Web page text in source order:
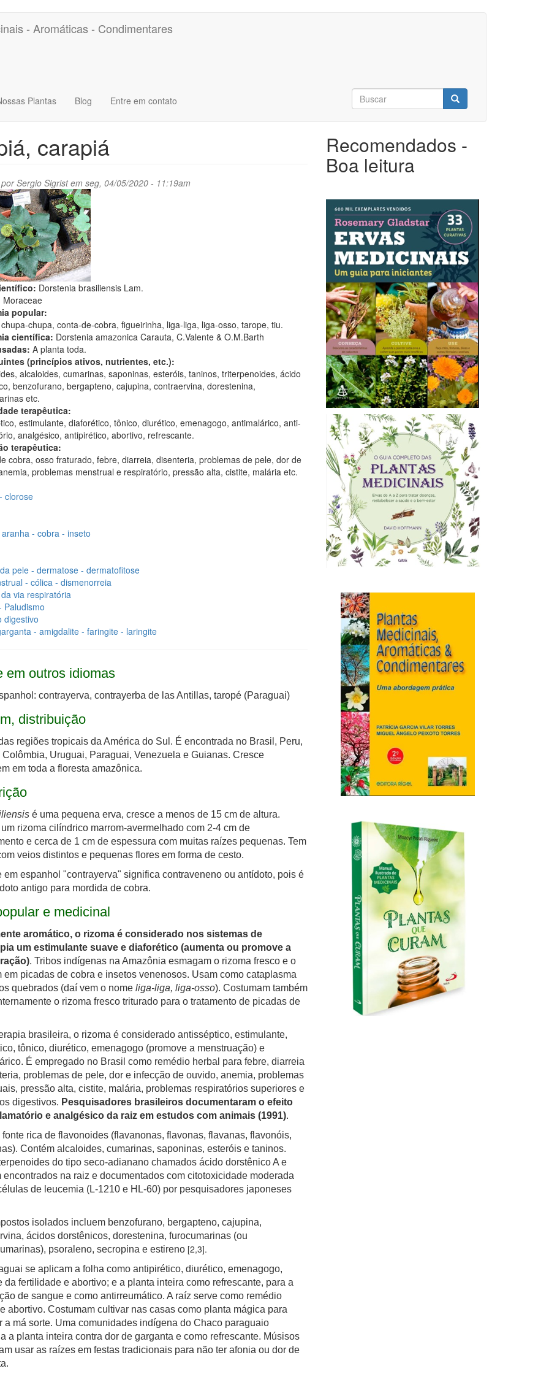
- Aromáticas - Condimentares
Plantas Blog Entre em contato Formulário
de
busca
carapiá
Sergio Sigristem seg, 04/05/2020 - 11:19am
Dorstenia brasiliensis Lam.
Moraceae
popular:
chupa, conta-de-cobra, figueirinha, liga-liga, liga-osso, tarope, tiu.
científica: Dorstenia amazonica Carauta, C.Valente & O.M.Barth
A planta toda.
(princípios ativos, nutrientes, etc.):
alcaloides, cumarinas, saponinas, esteróis, taninos, triterpenoides, ácido
benzofurano, bergapteno, cajupina, contraervina, dorestenina,
etc.
terapêutica:
estimulante, diaforético, tônico, diurético, emenagogo, antimalárico, anti-
analgésico, antipirético, abortivo, refrescante.
terapêutica:
cobra, osso fraturado, febre, diarreia, disenteria, problemas de pele, dor de
problemas menstrual e respiratório, pressão alta, cistite, malária etc.
clorose
- cobra - inseto
pele - dermatose - dermatofitose
- cólica - dismenorreia
via respiratória
Paludismo
digestivo
- amigdalite - faringite - laringite
em outros idiomas
contrayerva, contrayerba de las Antillas, taropé (Paraguai)
distribuição
regiões tropicais da América do Sul. É encontrada no Brasil, Peru,
Uruguai, Paraguai, Venezuela e Guianas. Cresce
em toda a floresta amazônica.
é uma pequena erva, cresce a menos de 15 cm de altura.
rizoma cilíndrico marrom-avermelhado com 2-4 cm de
e cerca de 1 cm de espessura com muitas raízes pequenas. Tem
veios distintos e pequenas flores em forma de cesto.
em espanhol "contrayerva" significa contraveneno ou antídoto, pois é
antigo para mordida de cobra.
e medicinal
aromático, o rizoma é considerado nos sistemas de
um estimulante suave e diaforético (aumenta ou promove a
. Tribos indígenas na Amazônia esmagam o rizoma fresco e o
em picadas de cobra e insetos venenosos. Usam como cataplasma
quebrados (daí vem o nome liga-liga, liga-osso). Costumam também
o rizoma fresco triturado para o tratamento de picadas de
brasileira, o rizoma é considerado antisséptico, estimulante,
tônico, diurético, emenagogo (promove a menstruação) e
É empregado no Brasil como remédio herbal para febre, diarreia
problemas de pele, dor e infecção de ouvido, anemia, problemas
pressão alta, cistite, malária, problemas respiratórios superiores e
digestivos. Pesquisadores brasileiros documentaram o efeito
e analgésico da raiz em estudos com animais (1991).
fonte rica de flavonoides (flavanonas, flavonas, flavanas, flavonóis,
Contém alcaloides, cumarinas, saponinas, esteróis e taninos.
do tipo seco-adianano chamados ácido dorstênico A e
encontrados na raiz e documentados com citotoxicidade moderada
de leucemia (L-1210 e HL-60) por pesquisadores japoneses
isolados incluem benzofurano, bergapteno, cajupina,
ácidos dorstênicos, dorestenina, furocumarinas (ou
psoraleno, secropina e estireno [2,3].
se aplicam a folha como antipirético, diurético, emenagogo,
da fertilidade e abortivo; e a planta inteira como refrescante, para a
de sangue e como antirreumático. A raíz serve como remédio
abortivo. Costumam cultivar nas casas como planta mágica para
a má sorte. Uma comunidades indígena do Chaco paraguaio
a planta inteira contra dor de garganta e como refrescante. Músisos
usar as raízes em festas tradicionais para não ter afonia ou dor de
Recomendados -
Boa leitura